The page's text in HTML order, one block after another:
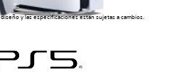
y las especificaciones están sujetas a cambios.